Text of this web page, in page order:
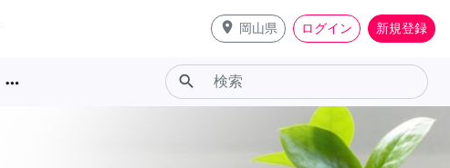
place 岡山県 ログイン 新規登録
more_horiz search